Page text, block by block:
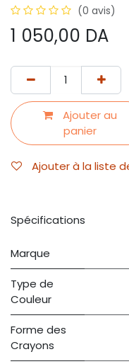
(0 avis)
1 050,00 DA
Ajouter au
panier
Ajouter à la liste
Spécifications
Marque
Type de
Couleur
Forme des
Crayons